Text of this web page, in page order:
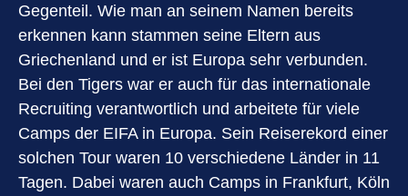
Gegenteil. Wie man an seinem Namen bereits
erkennen kann stammen seine Eltern aus
Griechenland und er ist Europa sehr verbunden.
Bei den Tigers war er auch für das internationale
Recruiting verantwortlich und arbeitete für viele
Camps der EIFA in Europa. Sein Reiserekord einer
solchen Tour waren 10 verschiedene Länder in 11
Tagen. Dabei waren auch Camps in Frankfurt, Köln